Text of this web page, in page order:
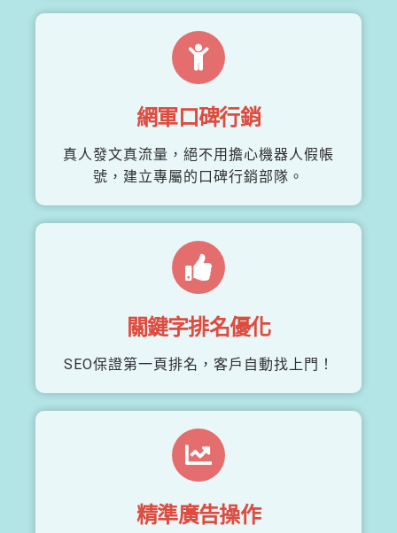
網軍口碑行銷
真人發文真流量，絕不用擔心機器人假帳
號，建立專屬的口碑行銷部隊。
關鍵字排名優化
SEO保證第一頁排名，客戶自動找上門！
精準廣告操作